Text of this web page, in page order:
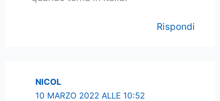
Rispondi
NICOL
10 MARZO 2022 ALLE 10:52